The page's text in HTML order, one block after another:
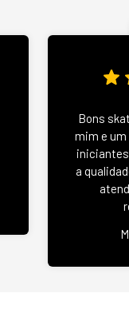
Bons
mim e
a